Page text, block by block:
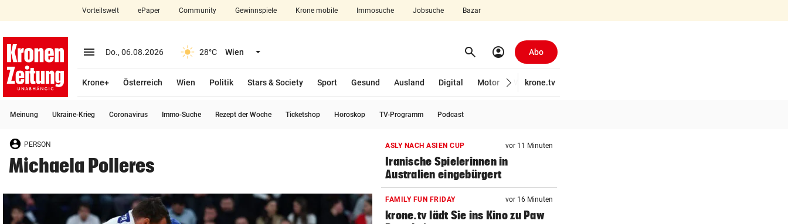
closeSchließen
account_circle Anmelden
arrow_right
bookmark Merkliste
search
Suchbegriff
eingeben
Vorteilswelt ePaper Community Gewinnspiele Krone mobile Immosuche Jobsuche Bazar
menu Menü aufklappen
Do., 06.08.2026 28°C Wien Menü aufklappen search Suchen
account_circle Abo
Krone+ Österreich Wien Politik Stars & Society Sport Gesund Ausland Digital Motor Wirtschaft
krone.tv
Meinung Ukraine-Krieg Coronavirus Immo-Suche Rezept der Woche Ticketshop Horoskop TV-Programm Podcast
PERSON
Michaela Polleres
ASLY NACH ASIEN CUP vor 11 Minuten
Iranische Spielerinnen in
Australien eingebürgert
FAMILY FUN FRIDAY vor 16 Minuten
krone.tv lädt Sie ins Kino zu Paw